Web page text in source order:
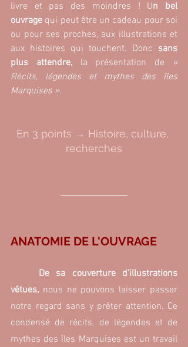
livre et pas des moindres ! Un bel
ouvrage qui peut être un cadeau pour soi
ou pour ses proches, aux illustrations et
aux histoires qui touchent. Donc sans
plus attendre, la présentation de «
Récits, légendes et mythes des îles
Marquises ».
En 3 points → Histoire, culture,
recherches
ANATOMIE DE L'OUVRAGE
De sa couverture d’illustrations
vêtues, nous ne pouvons laisser passer
notre regard sans y prêter attention. Ce
condensé de récits, de légendes et de
mythes des îles Marquises est un travail